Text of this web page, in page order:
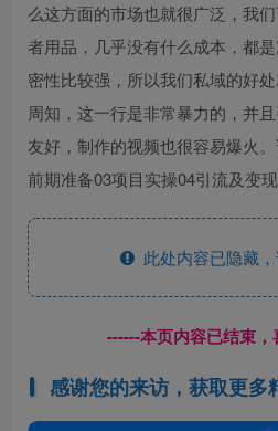
么这方面的市场也就很广泛，我
者用品，几乎没有什么成本，都
密性比较强，所以我们私域的好
周知，这一行是非常暴力的，并
友好，制作的视频也很容易爆火
前期准备03项目实操04引流及变
此处内容已隐藏，
------本页内容已结束
感谢您的来访，获取更多